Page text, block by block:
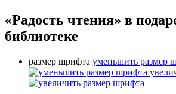
«Радость чтения» в
библиотеке
размер шрифта уменьшить размер